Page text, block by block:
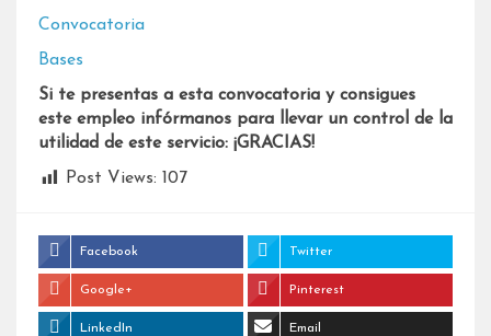
Convocatoria
Bases
Si te presentas a esta convocatoria y consigues
este empleo infórmanos para llevar un control de la
utilidad de este servicio: ¡GRACIAS!
Post Views: 107
Facebook Twitter
Google+ Pinterest
LinkedIn Email